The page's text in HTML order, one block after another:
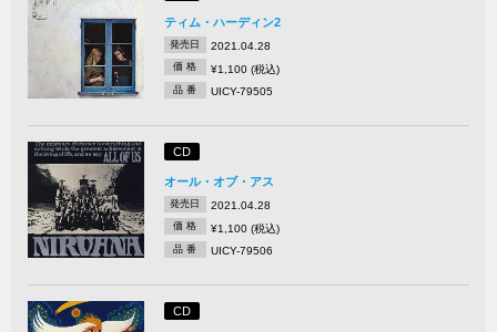
ティム・ハーディン2
発売日 2021.04.28
価 格 ¥1,100 (税込)
品 番 UICY-79505
CD
オール・オブ・アス
発売日 2021.04.28
価 格 ¥1,100 (税込)
品 番 UICY-79506
CD